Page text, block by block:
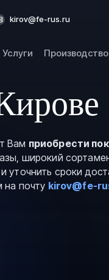
kirov@fe-rus.ru
Услуги Производство
Вам приобрести
широкий
уточнить сроки
на почту kirov@fe-